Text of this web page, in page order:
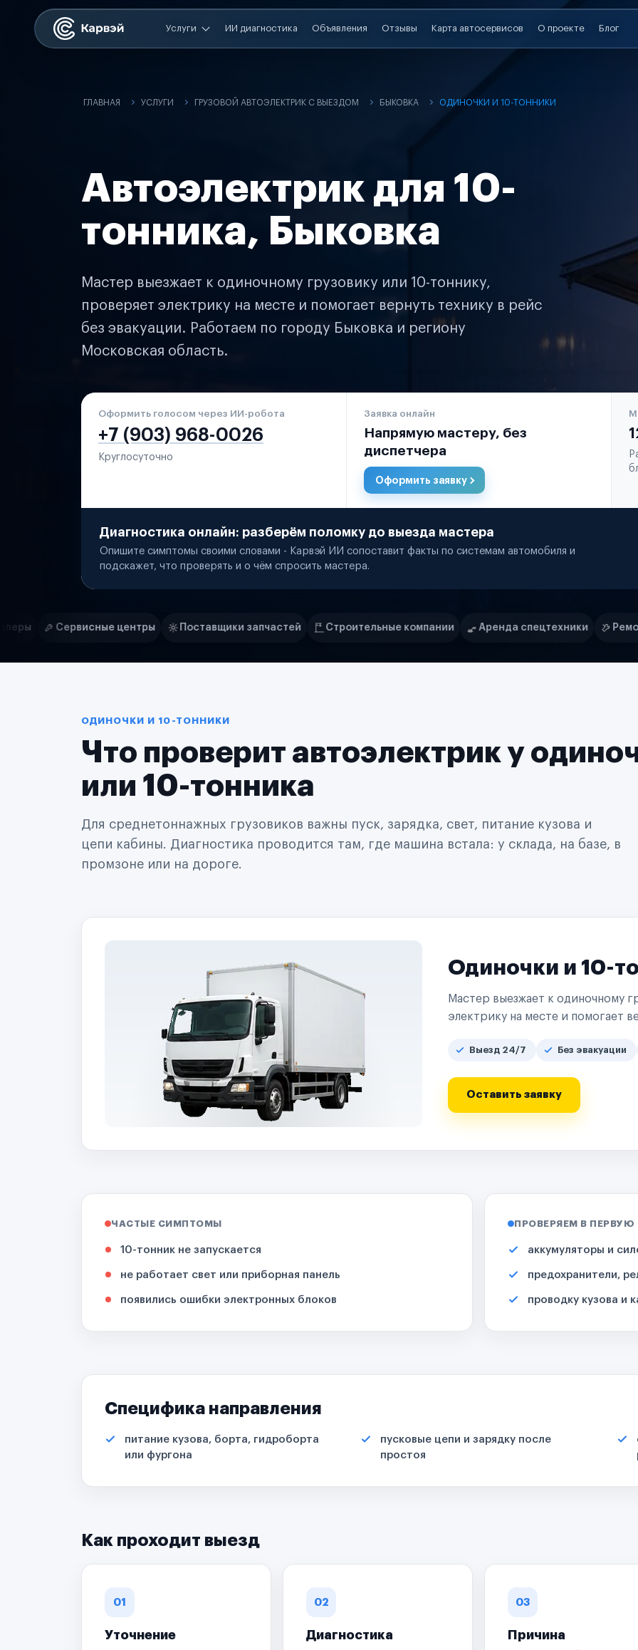
Услуги ИИ диагностика Объявления Отзывы Карта автосервисов О проекте Блог
ГЛАВНАЯ УСЛУГИ ГРУЗОВОЙ АВТОЭЛЕКТРИК С ВЫЕЗДОМ БЫКОВКА ОДИНОЧКИ И 10-ТОННИКИ
Автоэлектрик для 10-
тонника, Быковка
Мастер выезжает к одиночному грузовику или 10-тоннику,
проверяет электрику на месте и помогает вернуть технику в рейс
без эвакуации. Работаем по городу Быковка и региону
Московская область.
Оформить голосом через ИИ-робота
+7 (903) 968-0026
Круглосуточно
Заявка онлайн
Напрямую мастеру, без
диспетчера
Оформить заявку
Диагностика онлайн: разберём поломку до выезда мастера
Опишите симптомы своими словами - Карвэй ИИ сопоставит факты по системам автомобиля и
подскажет, что проверять и о чём спросить мастера.
Нам доверяют
центры Поставщики запчастей Строительные компании Аренда спецтехники Ремонт спецтехники
Маркетплейсы
Логистические компании
Поставщики запчастей
Строительные компании
Ремонт спецтехники
Управляющие компании
Страховые компании
B2B-дистрибьюторы
ОДИНОЧКИ И 10-ТОННИКИ
Что проверит автоэлектрик у
или 10-тонника
Для среднетоннажных грузовиков важны пуск, зарядка, свет, питание кузова и
цепи кабины. Диагностика проводится там, где машина встала: у склада, на базе, в
промзоне или на дороге.
Одиночки и 10-
Мастер выезжает к одиночному
электрику на месте и помогает
Выезд 24/7 Без эвакуации
Оставить заявку
ЧАСТЫЕ СИМПТОМЫ
10-тонник не запускается
не работает свет или приборная панель
появились ошибки электронных блоков
ПРОВЕРЯЕМ В ПЕРВУЮ
аккумуляторы и
предохранители,
проводку кузова и
Специфика направления
питание кузова, борта, гидроборта
или фургона
пусковые цепи и зарядку после
простоя
Как проходит выезд
01
Уточнение
02
Диагностика
03
Причина